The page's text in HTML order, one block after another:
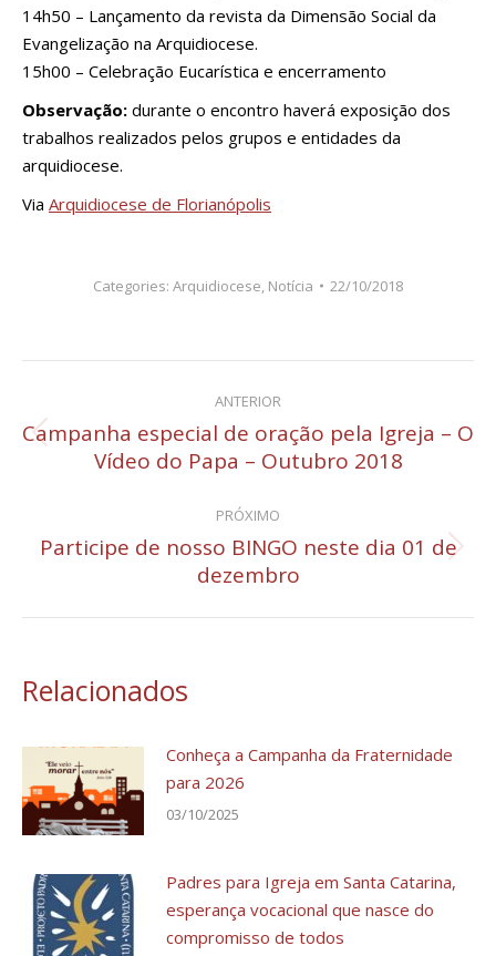
14h50 – Lançamento da revista da Dimensão Social da
Evangelização na Arquidiocese.
15h00 – Celebração Eucarística e encerramento
Observação: durante o encontro haverá exposição dos
trabalhos realizados pelos grupos e entidades da
arquidiocese.
Via Arquidiocese de Florianópolis
Categories: Arquidiocese Notícia 22/10/2018
Navegação
de
post:
ANTERIOR
Post
anterior:
Campanha especial de oração pela Igreja – O
Vídeo do Papa – Outubro 2018
PRÓXIMO
Próximo
post:
Participe de nosso BINGO neste dia 01 de
dezembro
Relacionados
Conheça a Campanha da Fraternidade
para 2026
03/10/2025
Padres para Igreja em Santa Catarina,
esperança vocacional que nasce do
compromisso de todos